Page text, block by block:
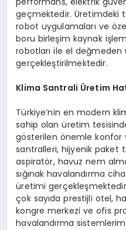
geçmektedir. Üretimdeki
robot uygulamaları ve
boru birleşim kaynak
robotları ile el değmeden
gerçekleştirilmektedir.
Klima Santrali Üretim
Türkiye’nin en modern
sahip olan üretim
gösterilen önemle konfor
santralleri, hijyenik paket
aspiratör, havuz nem
sığınak havalandırma
üretimi
çok sayıda prestijli otel,
kongre merkezi ve ofis
havalandırma